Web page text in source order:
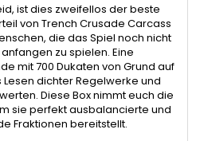
ist dies zweifellos der beste
von Trench Crusade Carcass
die das Spiel noch nicht
zu spielen. Eine
mit 700 Dukaten von Grund auf
dichter Regelwerke und
Diese Box nimmt euch die
sie perfekt ausbalancierte und
Fraktionen bereitstellt.